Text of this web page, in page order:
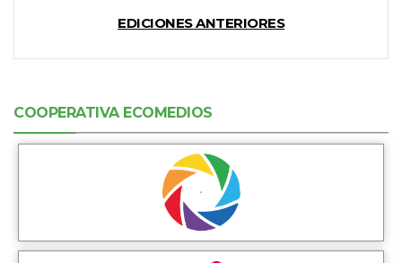
EDICIONES ANTERIORES
COOPERATIVA ECOMEDIOS